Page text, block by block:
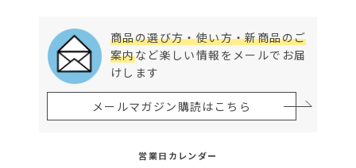
商品の選び方・使い方・新商品のご
案内など楽しい情報をメールでお届
けします
メールマガジン購読はこちら
営業日カレンダー